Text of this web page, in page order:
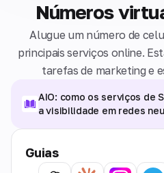
Números
Alugue um número de
principais serviços online.
tarefas de marketing e
AIO: como os serviços de
a visibilidade em redes
Guias